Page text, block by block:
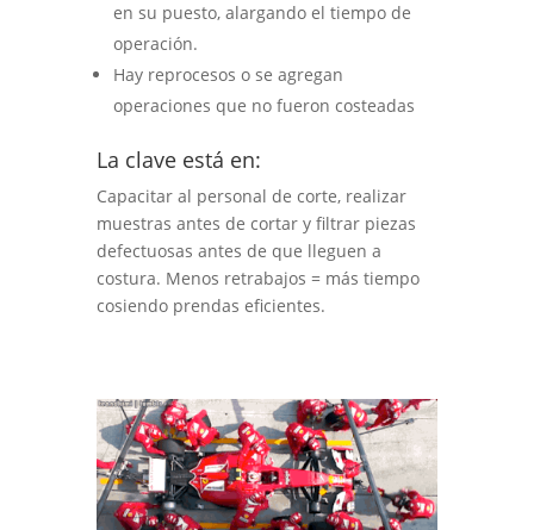
en su puesto, alargando el tiempo de
operación.
Hay reprocesos o se agregan
operaciones que no fueron costeadas
La clave está en:
Capacitar al personal de corte, realizar
muestras antes de cortar y filtrar piezas
defectuosas antes de que lleguen a
costura. Menos retrabajos = más tiempo
cosiendo prendas eficientes.